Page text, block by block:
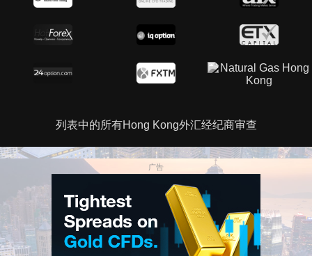
列表中的所有Hong Kong外汇经纪商审查
广告